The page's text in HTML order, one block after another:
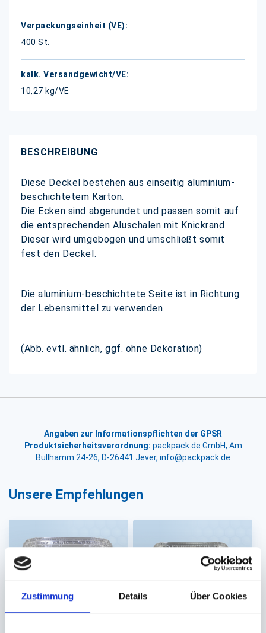
Zustimmung Details Über Cookies
400 St.
10,27 kg/VE
BESCHREIBUNG
Diese Deckel bestehen aus einseitig aluminium-
beschichtetem Karton.
Die Ecken sind abgerundet und passen somit auf
die entsprechenden Aluschalen mit Knickrand.
Dieser wird umgebogen und umschließt somit
fest den Deckel.
Die aluminium-beschichtete Seite ist in Richtung
der Lebensmittel zu verwenden.
(Abb. evtl. ähnlich, ggf. ohne Dekoration)
Angaben zur Informationspflichten der GPSR
Produktsicherheitsverordnung: packpack.de GmbH, Am
Bullhamm 24-26, D-26441 Jever, info@packpack.de
Unsere Empfehlungen